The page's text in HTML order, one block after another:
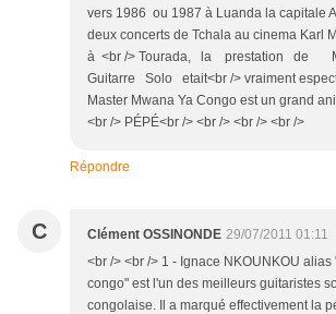
vers 1986 ou 1987 à Luanda la capitale
deux concerts de Tchala au cinema Karl
à <br /> Tourada, la prestation de
Guitarre Solo etait<br /> vraiment
Master Mwana Ya Congo est un grand
<br /> PÉPÉ<br /> <br /> <br /> <br />
Répondre
C Clément OSSINONDE 29/07/2011 01:11
<br /> <br /> 1 - Ignace NKOUNKOU alias
congo" est l'un des meilleurs guitaristes
congolaise. Il a marqué effectivement la